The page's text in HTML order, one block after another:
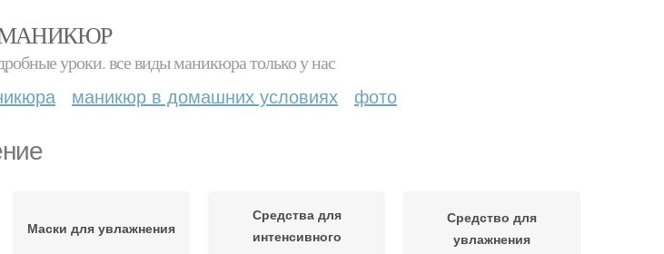
уроки. все виды маникюра только у нас
маникюр в домашних условиях фото
Маски для увлажнения
Средства для
интенсивного
Средство для
увлажнения